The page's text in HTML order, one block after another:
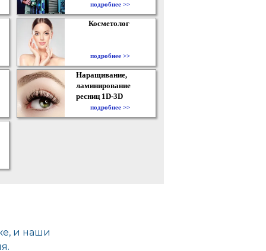
подробнее >>
Косметолог
подробнее >>
Наращивание,
ламинирование
ресниц 1D-3D
подробнее >>